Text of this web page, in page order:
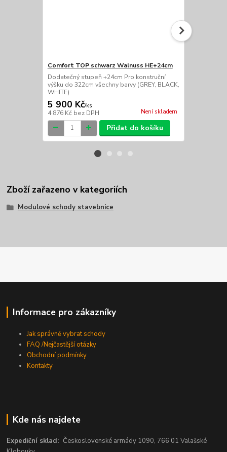
Comfort TOP schwarz Walnuss HE+24cm
Dodatečný stupeň +24cm Pro konstruční
výšku do 322cm všechny barvy (GREY, BLACK,
WHITE)
5 900 Kč/ks
4 876 Kč bez DPH Není skladem
Přidat do košíku
Zboží zařazeno v kategoriích
Modulové schody stavebnice
Informace pro zákazníky
Jak správně vybrat schody
FAQ /Nejčastější otázky
Obchodní podmínky
Kontakty
Kde nás najdete
Expediční sklad:Československé armády 1090, 766 01 Valašské